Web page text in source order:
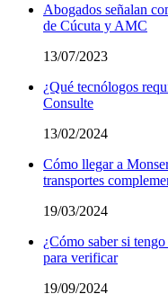
Abogados señalan
de Cúcuta y AMC
13/07/2023
¿Qué tecnólogos
Consulte
13/02/2024
Cómo llegar a
transportes
19/03/2024
¿Cómo saber si
para verificar
19/09/2024